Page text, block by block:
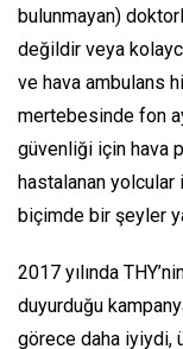
bulunmayan)
değildir veya
ve hava ambulans
mertebesinde fon
güvenliği için hava
hastalanan
biçimde bir şeyler
2017 yılında
duyurduğu
görece daha